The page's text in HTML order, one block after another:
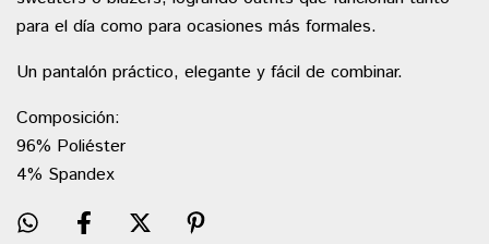
para el día como para ocasiones más formales.
Un pantalón práctico, elegante y fácil de combinar.
Composición:
96% Poliéster
4% Spandex